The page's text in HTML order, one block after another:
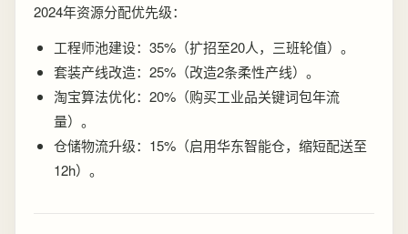
2024年资源分配优先级：
工程师池建设：35%（扩招至20人，三班轮值）。
套装产线改造：25%（改造2条柔性产线）。
淘宝算法优化：20%（购买工业品关键词包年流
量）。
仓储物流升级：15%（启用华东智能仓，缩短配送至
12h）。